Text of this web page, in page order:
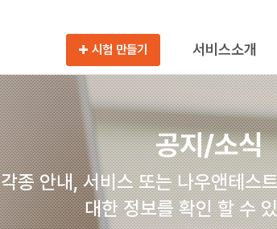
시험 만들기
서비스소개
공지/소식
각종 안내, 서비스 또는 나우앤테스
대한 정보를 확인 할 수